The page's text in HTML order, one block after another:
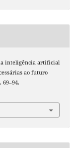
inteligência artificial
ao futuro
69–94.